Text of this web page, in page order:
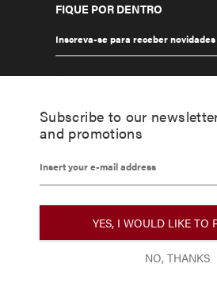
FIQUE POR DENTRO
Inscreva-se para receber novidades
Subscribe to our
and promotions
Insert your e-mail address
NO, THANKS